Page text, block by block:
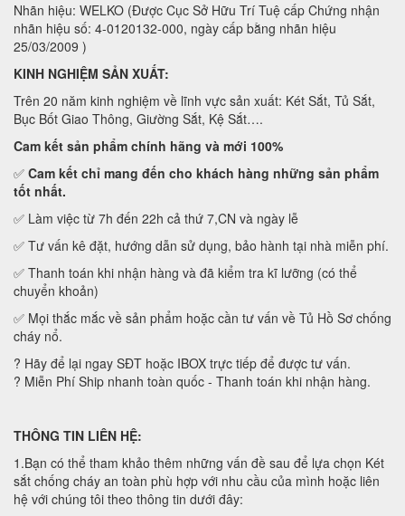
Nhãn hiệu: WELKO (Được Cục Sở Hữu Trí Tuệ cấp Chứng nhận
nhãn hiệu số: 4-0120132-000, ngày cấp bằng nhãn hiệu
25/03/2009 )
KINH NGHIỆM SẢN XUẤT:
Trên 20 năm kinh nghiệm về lĩnh vực sản xuất: Két Sắt, Tủ Sắt,
Bục Bốt Giao Thông, Giường Sắt, Kệ Sắt….
Cam kết sản phẩm chính hãng và mới 100%
✅ Cam kết chỉ mang đến cho khách hàng những sản phẩm
tốt nhất.
✅ Làm việc từ 7h đến 22h cả thứ 7,CN và ngày lễ
✅ Tư vấn kê đặt, hướng dẫn sử dụng, bảo hành tại nhà miễn phí.
✅ Thanh toán khi nhận hàng và đã kiểm tra kĩ lưỡng (có thể
chuyển khoản)
✅ Mọi thắc mắc về sản phẩm hoặc cần tư vấn về Tủ Hồ Sơ chống
cháy nổ.
? Hãy để lại ngay SĐT hoặc IBOX trực tiếp để được tư vấn.
? Miễn Phí Ship nhanh toàn quốc - Thanh toán khi nhận hàng.
THÔNG TIN LIÊN HỆ:
1.Bạn có thể tham khảo thêm những vấn đề sau để lựa chọn Két
sắt chống cháy an toàn phù hợp với nhu cầu của mình hoặc liên
hệ với chúng tôi theo thông tin dưới đây: